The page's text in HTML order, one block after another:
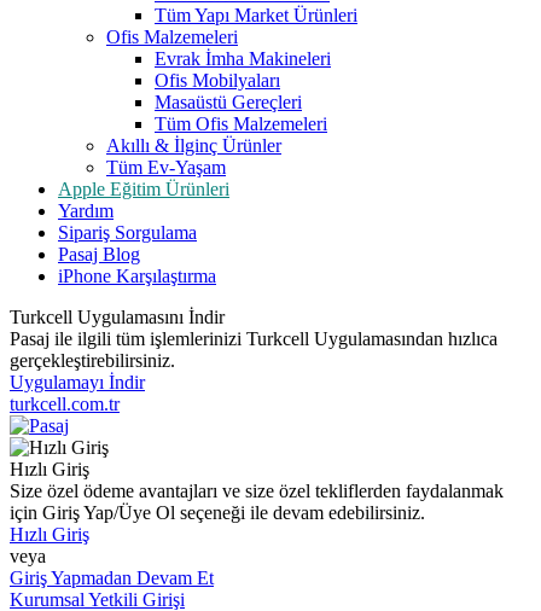
Tüm Yapı Market Ürünleri
Ofis Malzemeleri
Evrak İmha Makineleri
Ofis Mobilyaları
Masaüstü Gereçleri
Tüm Ofis Malzemeleri
Akıllı & İlginç Ürünler
Tüm Ev-Yaşam
Apple Eğitim Ürünleri
Yardım
Sipariş Sorgulama
Pasaj Blog
iPhone Karşılaştırma
Turkcell Uygulamasını İndir
Pasaj ile ilgili tüm işlemlerinizi Turkcell Uygulamasından hızlıca
gerçekleştirebilirsiniz.
Uygulamayı İndir
turkcell.com.tr
Hızlı Giriş
Size özel ödeme avantajları ve size özel tekliflerden faydalanmak
için Giriş Yap/Üye Ol seçeneği ile devam edebilirsiniz.
Hızlı Giriş
veya
Giriş Yapmadan Devam Et
Kurumsal Yetkili Girişi